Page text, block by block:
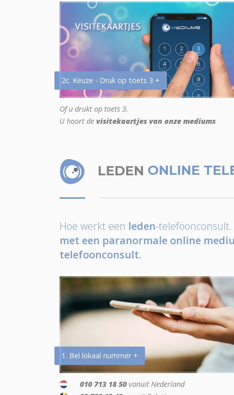
2c. Keuze - Druk op toets 3 +
Of u drukt op toets 3.
U hoort de visitekaartjes van onze mediums
LEDEN ONLINE
Hoe werkt een leden-telefoonconsult.
met een paranormale online
telefoonconsult.
1. Bel lokaal nummer +
010 713 18 50 vanuit Nederland